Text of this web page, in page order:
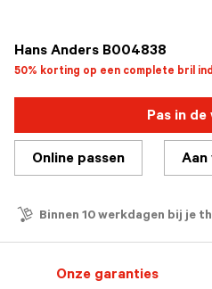
Hans Anders B004838
50% korting op een complete bril
Pas in de
Online passen Aan
Binnen 10 werkdagen bij je
Onze garanties